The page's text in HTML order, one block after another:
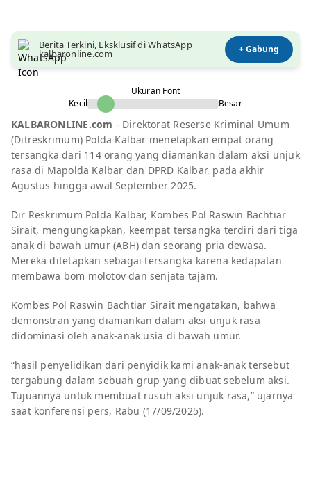
Berita Terkini, Eksklusif di WhatsApp
kalbaronline.com + Gabung
Ukuran Font
Kecil
Besar
KALBARONLINE.com - Direktorat Reserse Kriminal Umum
(Ditreskrimum) Polda Kalbar menetapkan empat orang
tersangka dari 114 orang yang diamankan dalam aksi unjuk
rasa di Mapolda Kalbar dan DPRD Kalbar, pada akhir
Agustus hingga awal September 2025.
Dir Reskrimum Polda Kalbar, Kombes Pol Raswin Bachtiar
Sirait, mengungkapkan, keempat tersangka terdiri dari tiga
anak di bawah umur (ABH) dan seorang pria dewasa.
Mereka ditetapkan sebagai tersangka karena kedapatan
membawa bom molotov dan senjata tajam.
Kombes Pol Raswin Bachtiar Sirait mengatakan, bahwa
demonstran yang diamankan dalam aksi unjuk rasa
didominasi oleh anak-anak usia di bawah umur.
“hasil penyelidikan dari penyidik kami anak-anak tersebut
tergabung dalam sebuah grup yang dibuat sebelum aksi.
Tujuannya untuk membuat rusuh aksi unjuk rasa,” ujarnya
saat konferensi pers, Rabu (17/09/2025).